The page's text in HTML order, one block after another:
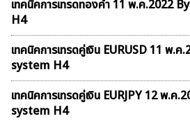
เทคนิคการเทรดทองคำ 11 พ.ค.2022
H4
เทคนิคการเทรดคู่เงิน EURUSD 11 พ.
system H4
เทคนิคการเทรดคู่เงิน EURJPY 12 พ.
system H4